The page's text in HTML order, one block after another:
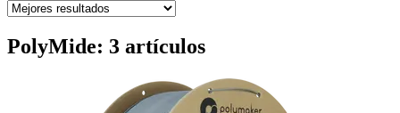
PolyMide: 3 artículos